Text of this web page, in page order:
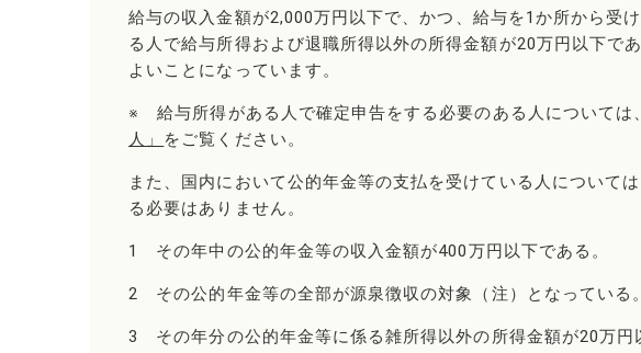
給与の収入金額が2,000万円以下で、かつ、給与を1か所から受
る人で給与所得および退職所得以外の所得金額が20万円以下で
よいことになっています。
※ 給与所得がある人で確定申告をする必要のある人については、
人」 をご覧ください。
また、国内において公的年金等の支払を受けている人について
る必要はありません。
1 その年中の公的年金等の収入金額が400万円以下である。
2 その公的年金等の全部が源泉徴収の対象（注）となっている。
3 その年分の公的年金等に係る雑所得以外の所得金額が20万円